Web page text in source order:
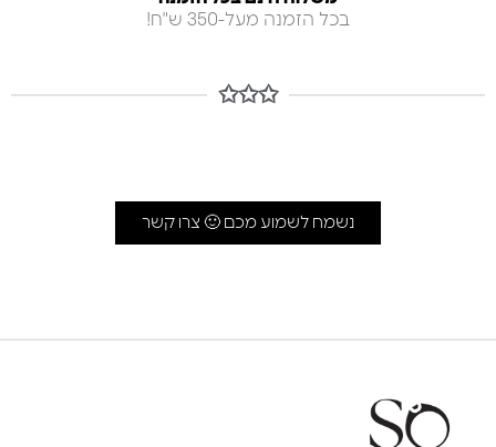
בכל הזמנה מעל-350 ש"ח!
✩✩✩
נשמח לשמוע מכם 🙂 צרו קשר